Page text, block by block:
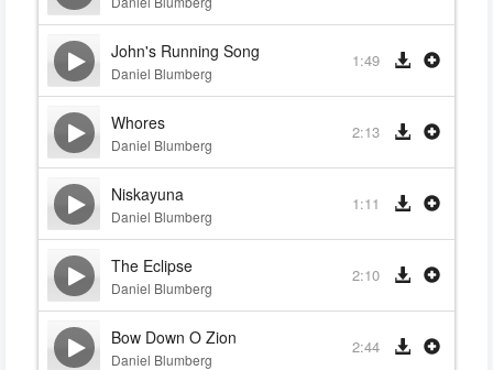
John's Running Song
Daniel Blumberg
1:49
Whores
Daniel Blumberg
2:13
Niskayuna
Daniel Blumberg
1:11
The Eclipse
Daniel Blumberg
2:10
Bow Down O Zion
Daniel Blumberg
2:44